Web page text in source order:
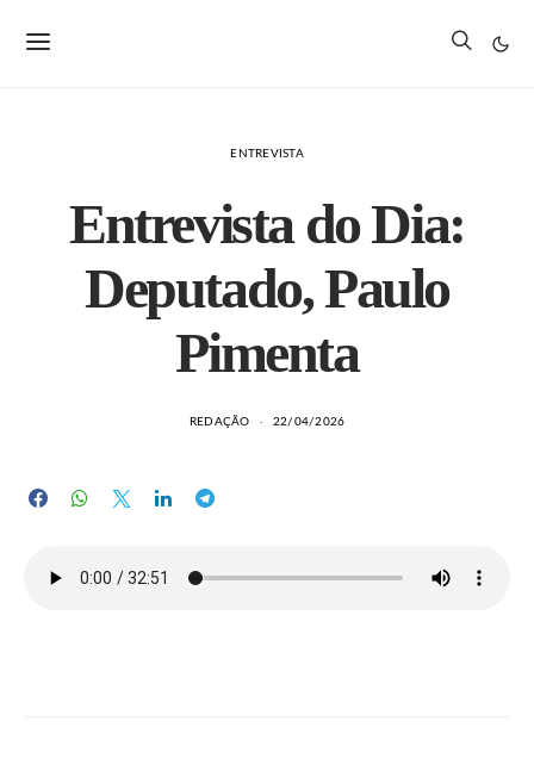
ENTREVISTA
Entrevista do Dia:
Deputado, Paulo
Pimenta
REDAÇÃO 22/04/2026